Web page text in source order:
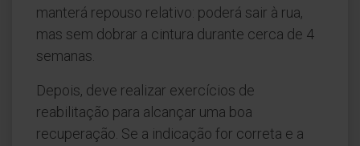
manterá repouso relativo: poderá sair à rua,
mas sem dobrar a cintura durante cerca de 4
semanas.
Depois, deve realizar exercícios de
reabilitação para alcançar uma boa
recuperação. Se a indicação for correta e a